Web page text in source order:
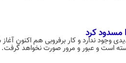
کرد
وجود ندارد و کار برفروبی هم اکنون
است و عبور و مرور صورت نخواهد گرفت.